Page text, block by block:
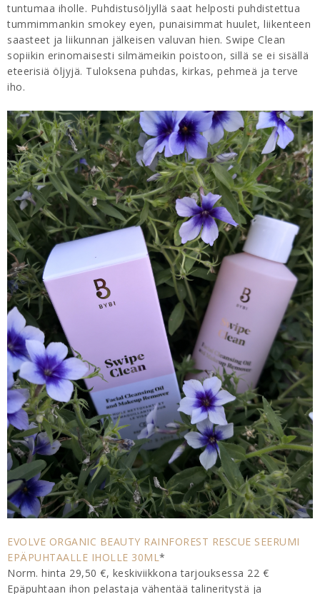
tuntumaa iholle. Puhdistusöljyllä saat helposti puhdistettua
tummimmankin smokey eyen, punaisimmat huulet, liikenteen
saasteet ja liikunnan jälkeisen valuvan hien. Swipe Clean
sopiikin erinomaisesti silmämeikin poistoon, sillä se ei sisällä
eteerisiä öljyjä. Tuloksena puhdas, kirkas, pehmeä ja terve
iho.
EVOLVE ORGANIC BEAUTY RAINFOREST RESCUE SEERUMI
EPÄPUHTAALLE IHOLLE 30ML *
Norm. hinta 29,50 €, keskiviikkona tarjouksessa 22 €
Epäpuhtaan ihon pelastaja vähentää talineritystä ja